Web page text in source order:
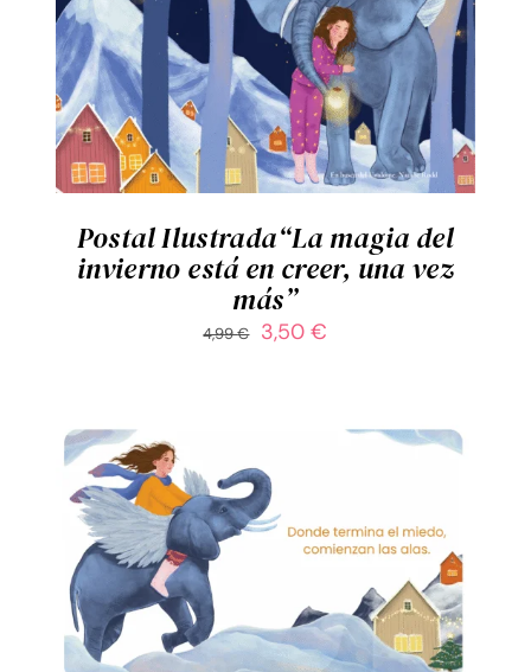
AÑADIR AL CARRITO
/
DETALLES
Postal Ilustrada“La magia del
invierno está en creer, una vez
más”
4,99€
El
4,99 €.
3,50€
es:
AÑADIR AL CARRITO
/
DETALLES